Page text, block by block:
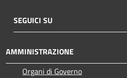
SEGUICI SU
AMMINISTRAZIONE
Organi di Governo